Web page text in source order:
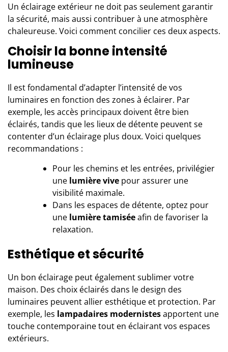
Un éclairage extérieur ne doit pas seulement garantir
la sécurité, mais aussi contribuer à une atmosphère
chaleureuse. Voici comment concilier ces deux aspects.
Choisir la bonne intensité
lumineuse
Il est fondamental d’adapter l’intensité de vos
luminaires en fonction des zones à éclairer. Par
exemple, les accès principaux doivent être bien
éclairés, tandis que les lieux de détente peuvent se
contenter d’un éclairage plus doux. Voici quelques
recommandations :
Pour les chemins et les entrées, privilégier
une lumière vive pour assurer une
visibilité maximale.
Dans les espaces de détente, optez pour
une lumière tamiséeafin de favoriser la
relaxation.
Esthétique et sécurité
Un bon éclairage peut également sublimer votre
maison. Des choix éclairés dans le design des
luminaires peuvent allier esthétique et protection. Par
exemple, les lampadaires modernistesapportent une
touche contemporaine tout en éclairant vos espaces
extérieurs.